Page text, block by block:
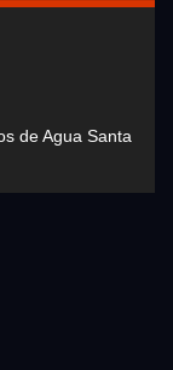
de Agua Santa